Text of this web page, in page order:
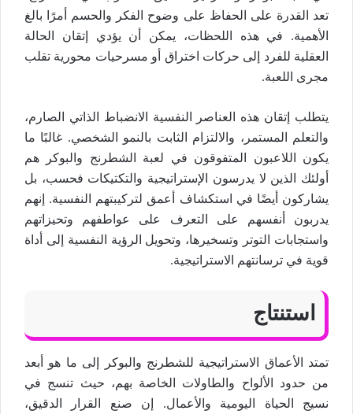
تعد القدرة على الحفاظ على وضوح الفكر والحسم أمرًا بالغ
الأهمية. في هذه اللحظات، يمكن أن يؤدي إتقان الحالة
العقلية للفرد إلى حركات اختراق أو مسرحيات محورية تقلب
مجرى اللعبة.
يتطلب إتقان هذه العناصر النفسية الانضباط الذاتي الصارم،
والتعلم المستمر، والالتزام الثابت بالنمو الشخصي. غالبًا ما
يكون اللاعبون المتفوقون في لعبة الشطرنج والبوكر هم
أولئك الذين لا يدرسون الإستراتيجية والتكتيكات فحسب، بل
يشاركون أيضًا في استكشاف أعمق لتركيبتهم النفسية. إنهم
يدربون أنفسهم على التعرف على عواطفهم وتحيزاتهم
واستجابات التوتر وتسخيرها، وتحويل الرؤية النفسية إلى أداة
قوية في ترسانتهم الاستراتيجية.
استنتاج
تمتد الأعماق الاستراتيجية للشطرنج والبوكر إلى ما هو أبعد
من حدود الألواح والطاولات الخاصة بهم، حيث تنسج في
نسيج الحياة اليومية والأعمال. إن صنع القرار الدقيق،